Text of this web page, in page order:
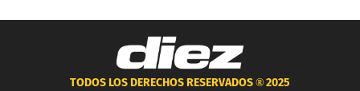
TODOS LOS DERECHOS RESERVADOS ®2025